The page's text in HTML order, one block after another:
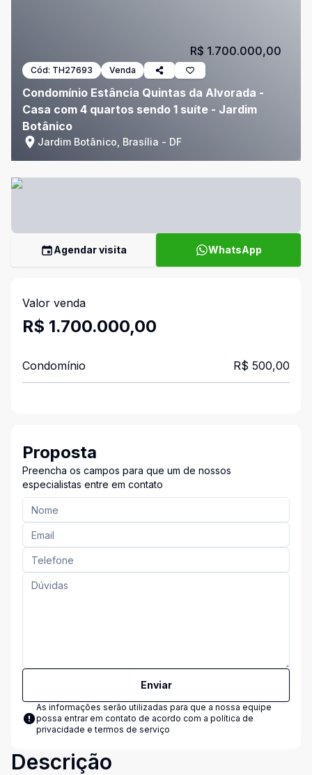
Cód: TH27693 Venda
Condomínio Estância Quintas da Alvorada -
Casa com 4 quartos sendo 1 suíte - Jardim
Botânico
Jardim Botânico, Brasília - DF
R$ 1.700.000,00
Agendar visita WhatsApp
Valor venda
R$ 1.700.000,00
Condomínio R$ 500,00
Proposta
Preencha os campos para que um de nossos
especialistas entre em contato
Enviar
As informações serão utilizadas para que a nossa equipe
possa entrar em contato de acordo com a política de
privacidade e termos de serviço
Descrição